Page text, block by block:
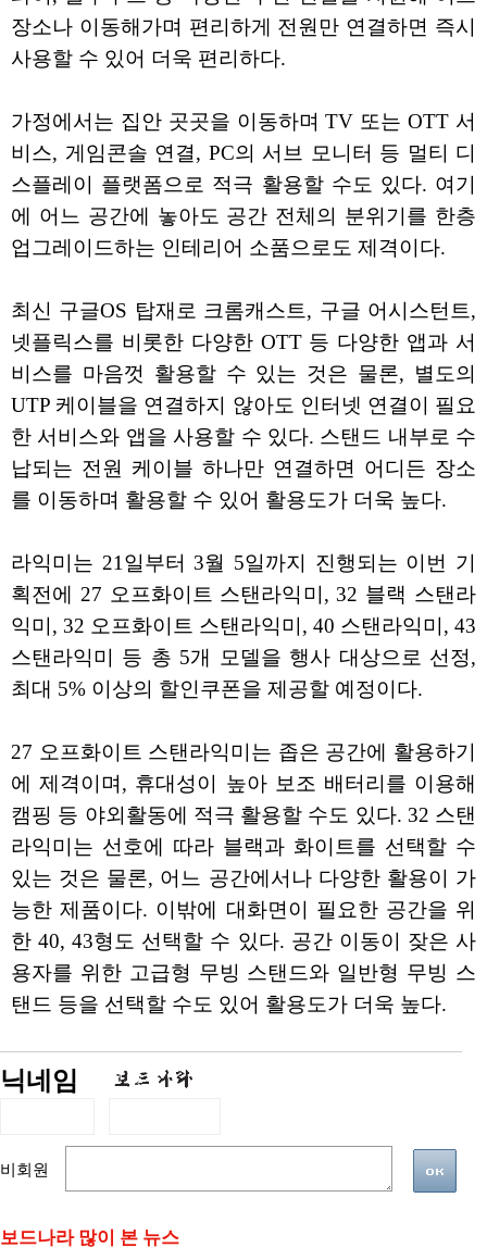
장소나 이동해가며 편리하게 전원만 연결하면 즉시
사용할 수 있어 더욱 편리하다.
가정에서는 집안 곳곳을 이동하며 TV 또는 OTT 서
비스, 게임콘솔 연결, PC의 서브 모니터 등 멀티 디
스플레이 플랫폼으로 적극 활용할 수도 있다. 여기
에 어느 공간에 놓아도 공간 전체의 분위기를 한층
업그레이드하는 인테리어 소품으로도 제격이다.
최신 구글OS 탑재로 크롬캐스트, 구글 어시스턴트,
넷플릭스를 비롯한 다양한 OTT 등 다양한 앱과 서
비스를 마음껏 활용할 수 있는 것은 물론, 별도의
UTP 케이블을 연결하지 않아도 인터넷 연결이 필요
한 서비스와 앱을 사용할 수 있다. 스탠드 내부로 수
납되는 전원 케이블 하나만 연결하면 어디든 장소
를 이동하며 활용할 수 있어 활용도가 더욱 높다.
라익미는 21일부터 3월 5일까지 진행되는 이번 기
획전에 27 오프화이트 스탠라익미, 32 블랙 스탠라
익미, 32 오프화이트 스탠라익미, 40 스탠라익미, 43
스탠라익미 등 총 5개 모델을 행사 대상으로 선정,
최대 5% 이상의 할인쿠폰을 제공할 예정이다.
27 오프화이트 스탠라익미는 좁은 공간에 활용하기
에 제격이며, 휴대성이 높아 보조 배터리를 이용해
캠핑 등 야외활동에 적극 활용할 수도 있다. 32 스탠
라익미는 선호에 따라 블랙과 화이트를 선택할 수
있는 것은 물론, 어느 공간에서나 다양한 활용이 가
능한 제품이다. 이밖에 대화면이 필요한 공간을 위
한 40, 43형도 선택할 수 있다. 공간 이동이 잦은 사
용자를 위한 고급형 무빙 스탠드와 일반형 무빙 스
탠드 등을 선택할 수도 있어 활용도가 더욱 높다.
닉네임
비회원
보드나라 많이 본 뉴스